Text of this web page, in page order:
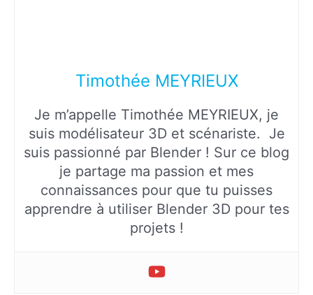
Timothée MEYRIEUX
Je m’appelle Timothée MEYRIEUX, je
suis modélisateur 3D et scénariste. Je
suis passionné par Blender ! Sur ce blog
je partage ma passion et mes
connaissances pour que tu puisses
apprendre à utiliser Blender 3D pour tes
projets !